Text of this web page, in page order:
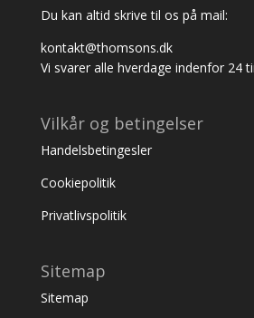
Du kan altid skrive til os på mail:
kontakt@thomsons.dk
Vi svarer alle hverdage indenfor 24
Vilkår og betingelser
Handelsbetingesler
Cookiepolitik
Privatlivspolitik
Sitemap
Sitemap